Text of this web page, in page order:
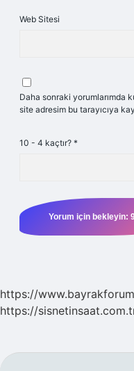
Web Sitesi
Daha sonraki yorumlarımda
site adresim bu tarayıcıya
10 - 4 kaçtır? *
https://
https://